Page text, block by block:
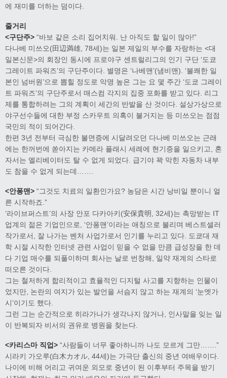
에 재미를 더하는 덤이다.
줄거리
<구단주> “바보 같은 소리 집어치워. 난 아직도 할 일이 많아!”
다나베 미쓰오(田辺満雄, 78세)는 일본 제일의 부수를 자랑하는 <대
일본신문>의 회장인 동시에 프로야구 센트럴리그의 인기 구단 ‘도쿄
그레이트 파워즈’의 구단주이다. 별명은 ‘나베맨’(냄비맨). ‘불쾌한 일
본인 넘버원’으로 뽑힐 정도로 악명 높은 그는 요 몇 주간 ‘도쿄 그레이
트 파워즈’의 구단주로서 매스컴 각지의 집중 포화를 받고 있다. 리그
제를 통합하려는 그의 계획이 세간의 반발을 산 것이다. 설상가상으로
야구선수들에 대한 부정 스카우트 의혹이 불거지는 등 미쓰오는 점점
국민의 적이 되어간다.
한편 3년 전부터 극심한 불면증에 시달려오던 다나베 미쓰오는 근래
에는 한꺼번에 쏟아지는 카메라 플래시 세례에 현기증을 일으키고, 혼
자서는 엘리베이터도 탈 수 없게 되었다. 급기야 꽉 막힌 자동차 내부
도 참을 수 없게 되는데…….
<안퐁맨> “그것도 치료의 일환인가요? 농담은 시간 낭비일 뿐이니 얼
른 시작하죠.”
‘라이브퍼스트’의 사장 안포 다카아키(安保貴明, 32세)는 촉망받는 IT
업계의 젊은 기업인으로, ‘안퐁맨’이라는 애칭으로 불리며 베스트셀러
작가로서, 잘 나가는 벤처 사업가로서 인기를 누리고 있다. 도쿄대 재
학 시절 시작한 인터넷 관련 사업이 믿을 수 없을 만큼 급성장을 한 데
다 기업 매수를 되풀이하며 회사는 날로 번창해, 일약 재계의 스타로
떠오른 것이다.
그는 철저하게 합리적이고 효율적인 디지털 사고를 지향하는 인물이
었지만, 논란의 여지가 있는 발언을 서슴지 않고 하는 재계의 ‘눈엣가
시’이기도 했다.
그런 그는 순간적으로 히라가나가 생각나지 않거나, 인사말을 잊는 일
이 반복되자 비서의 권유로 병원을 찾는다.
<카리스마 직업> “사람들이 너무 좋아하니까 나도 모르게 그만…….”
시라키 가오루(白木カオル, 44세)는 가극단 출신의 중년 여배우이다.
나이에 비해 어리고 귀여운 외모로 중년이 된 이후부터 주목을 받기